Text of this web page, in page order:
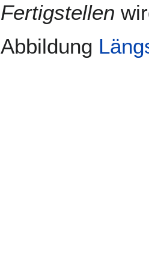
Fertigstellen
Abbildung